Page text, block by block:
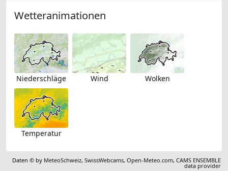
Wetteranimationen
Niederschläge Wind Wolken
Temperatur
Daten © by MeteoSchweiz,SwissWebcams,Open-Meteo.com,CAMS ENSEMBLE
data provider